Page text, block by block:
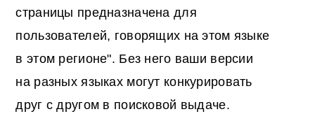
страницы предназначена для
пользователей, говорящих на этом языке
в этом регионе". Без него ваши версии
на разных языках могут конкурировать
друг с другом в поисковой выдаче.